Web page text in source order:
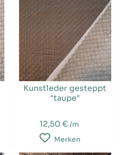
Kunstleder gesteppt
"taupe"
12,50 €/m
Merken